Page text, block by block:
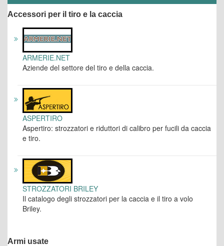
Accessori per il tiro e la caccia
ARMERIE.NET
Aziende del settore del tiro e della caccia.
ASPERTIRO
Aspertiro: strozzatori e riduttori di calibro per fucili da caccia
e tiro.
STROZZATORI BRILEY
Il catalogo degli strozzatori per la caccia e il tiro a volo
Briley.
Armi usate